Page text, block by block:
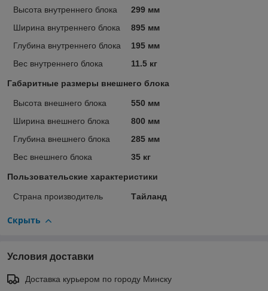
Высота внутреннего блока
299 мм
Ширина внутреннего блока
895 мм
Глубина внутреннего блока
195 мм
Вес внутреннего блока
11.5 кг
Габаритные размеры внешнего блока
Высота внешнего блока
550 мм
Ширина внешнего блока
800 мм
Глубина внешнего блока
285 мм
Вес внешнего блока
35 кг
Пользовательские характеристики
Страна производитель Тайланд
Скрыть
Условия доставки
Доставка курьером по городу Минску